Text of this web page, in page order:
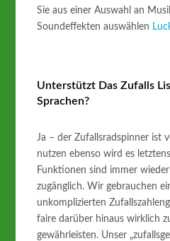
Sie aus einer Auswahl an
Soundeffekten auswählen
Unterstützt Das Zufalls
Sprachen?
Ja – der Zufallsradspinner ist
nutzen ebenso wird es
Funktionen sind immer
zugänglich. Wir gebrauchen
unkomplizierten
faire darüber hinaus wirklich
gewährleisten. Unser